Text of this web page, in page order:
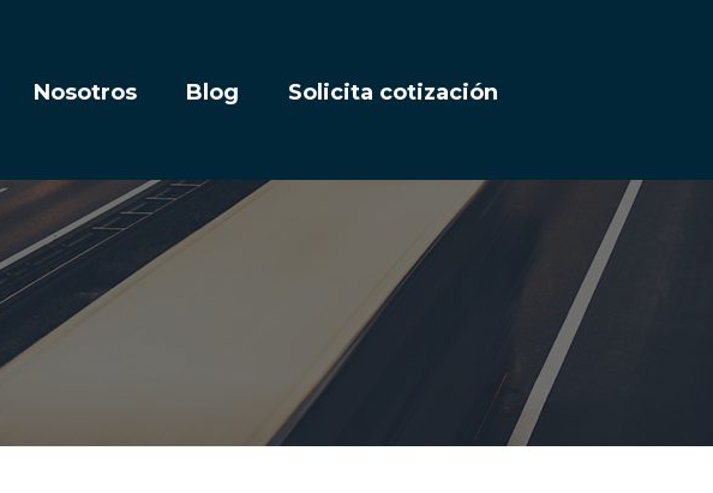
Nosotros Blog Solicita cotización